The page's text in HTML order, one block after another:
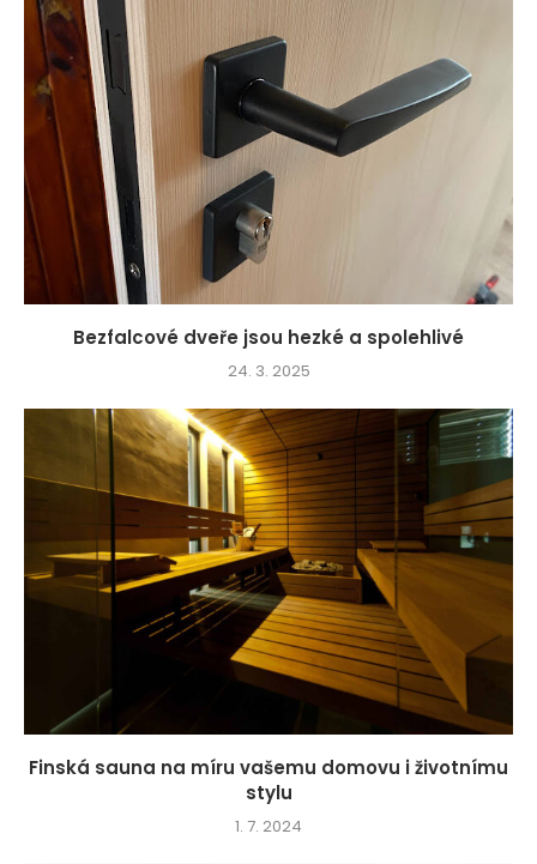
Bezfalcové dveře jsou hezké a spolehlivé
24. 3. 2025
Finská sauna na míru vašemu domovu i životnímu
stylu
1. 7. 2024